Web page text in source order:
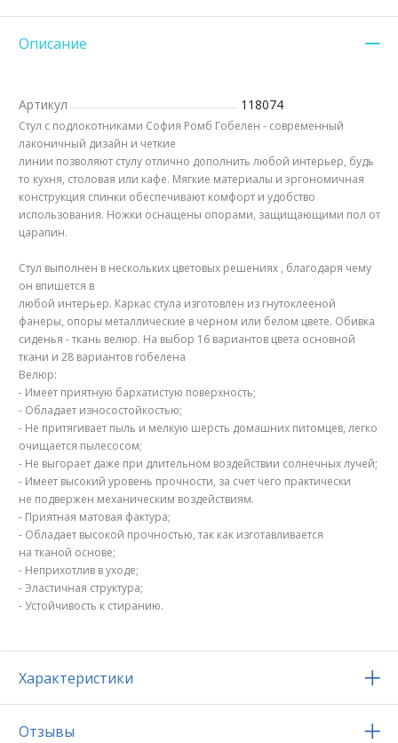
Описание
Артикул 118074
Стул с подлокотниками София Ромб Гобелен - современный
лаконичный дизайн и четкие
линии позволяют стулу отлично дополнить любой интерьер, будь
то кухня, столовая или кафе. Мягкие материалы и эргономичная
конструкция спинки обеспечивают комфорт и удобство
использования. Ножки оснащены опорами, защищающими пол от
царапин.
Стул выполнен в нескольких цветовых решениях , благодаря чему
он впишется в
любой интерьер. Каркас стула изготовлен из гнутоклееной
фанеры, опоры металлические в черном или белом цвете. Обивка
сиденья - ткань велюр. На выбор 16 вариантов цвета основной
ткани и 28 вариантов гобелена
Велюр:
- Имеет приятную бархатистую поверхность;
- Обладает износостойкостью;
- Не притягивает пыль и мелкую шерсть домашних питомцев, легко
очищается пылесосом;
- Не выгорает даже при длительном воздействии солнечных лучей;
- Имеет высокий уровень прочности, за счет чего практически
не подвержен механическим воздействиям.
- Приятная матовая фактура;
- Обладает высокой прочностью, так как изготавливается
на тканой основе;
- Неприхотлив в уходе;
- Эластичная структура;
- Устойчивость к стиранию.
Характеристики
Отзывы